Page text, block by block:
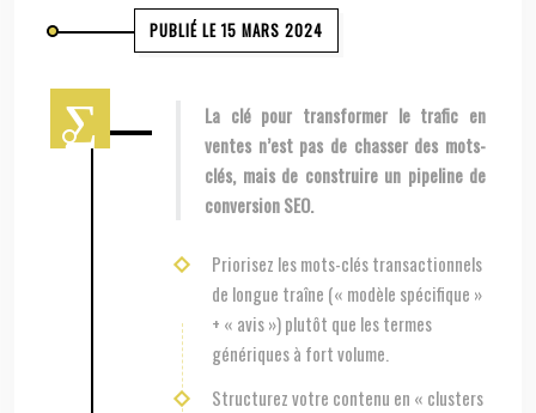
PUBLIÉ LE 15 MARS 2024
La clé pour transformer le trafic en
ventes n’est pas de chasser des mots-
clés, mais de construire un pipeline de
conversion SEO.
Priorisez les mots-clés transactionnels
de longue traîne (« modèle spécifique »
+ « avis ») plutôt que les termes
génériques à fort volume.
Structurez votre contenu en « clusters